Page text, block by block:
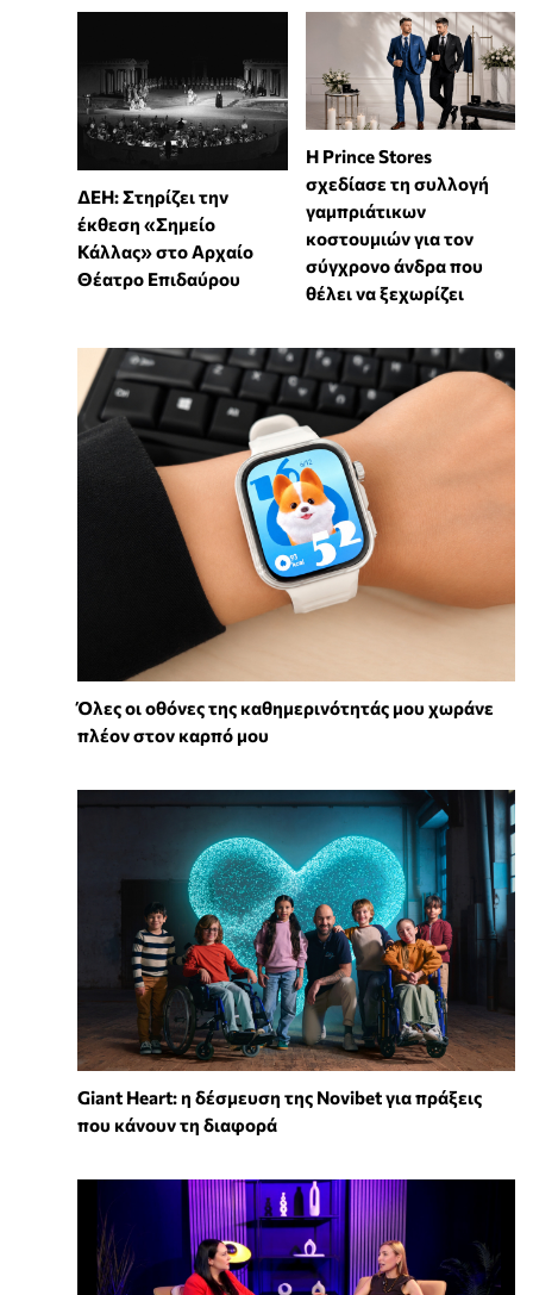
ΔΕΗ: Στηρίζει την
έκθεση «Σημείο
Κάλλας» στο Αρχαίο
Θέατρο Επιδαύρου
Η Prince Stores
σχεδίασε τη συλλογή
γαμπριάτικων
κοστουμιών για τον
σύγχρονο άνδρα που
θέλει να ξεχωρίζει
Όλες οι οθόνες της καθημερινότητάς μου χωράνε
πλέον στον καρπό μου
Giant Heart: η δέσμευση της Novibet για πράξεις
που κάνουν τη διαφορά